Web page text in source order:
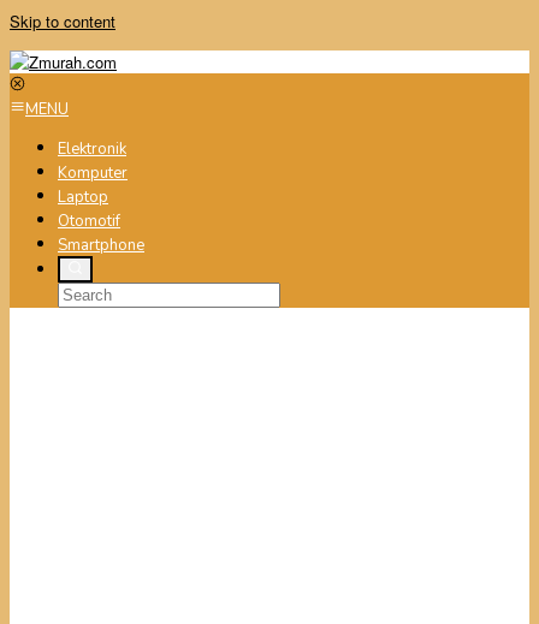
Skip to content
MENU
Elektronik
Komputer
Laptop
Otomotif
Smartphone